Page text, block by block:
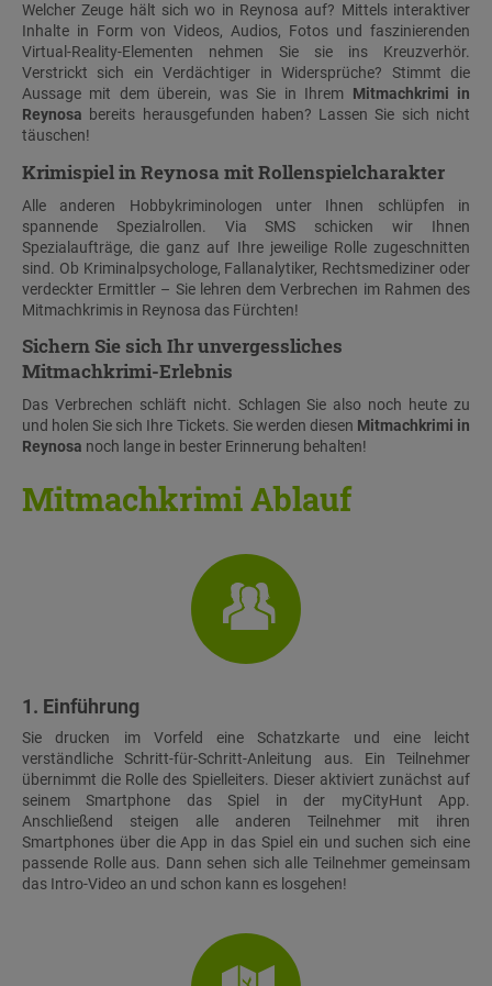
Welcher Zeuge hält sich wo in Reynosa auf? Mittels interaktiver
Inhalte in Form von Videos, Audios, Fotos und faszinierenden
Virtual-Reality-Elementen nehmen Sie sie ins Kreuzverhör.
Verstrickt sich ein Verdächtiger in Widersprüche? Stimmt die
Aussage mit dem überein, was Sie in Ihrem Mitmachkrimi in
Reynosa bereits herausgefunden haben? Lassen Sie sich nicht
täuschen!
Krimispiel in Reynosa mit Rollenspielcharakter
Alle anderen Hobbykriminologen unter Ihnen schlüpfen in
spannende Spezialrollen. Via SMS schicken wir Ihnen
Spezialaufträge, die ganz auf Ihre jeweilige Rolle zugeschnitten
sind. Ob Kriminalpsychologe, Fallanalytiker, Rechtsmediziner oder
verdeckter Ermittler – Sie lehren dem Verbrechen im Rahmen des
Mitmachkrimis in Reynosa das Fürchten!
Sichern Sie sich Ihr unvergessliches
Mitmachkrimi-Erlebnis
Das Verbrechen schläft nicht. Schlagen Sie also noch heute zu
und holen Sie sich Ihre Tickets. Sie werden diesen Mitmachkrimi in
Reynosa noch lange in bester Erinnerung behalten!
Mitmachkrimi Ablauf
1. Einführung
Sie drucken im Vorfeld eine Schatzkarte und eine leicht
verständliche Schritt-für-Schritt-Anleitung aus. Ein Teilnehmer
übernimmt die Rolle des Spielleiters. Dieser aktiviert zunächst auf
seinem Smartphone das Spiel in der myCityHunt App.
Anschließend steigen alle anderen Teilnehmer mit ihren
Smartphones über die App in das Spiel ein und suchen sich eine
passende Rolle aus. Dann sehen sich alle Teilnehmer gemeinsam
das Intro-Video an und schon kann es losgehen!